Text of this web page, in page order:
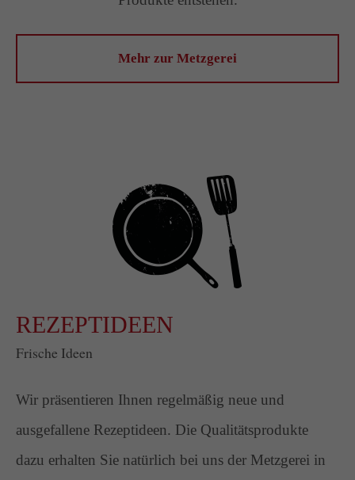
Mehr zur Metzgerei
REZEPTIDEEN
Frische Ideen
Wir präsentieren Ihnen regelmäßig neue und
ausgefallene Rezeptideen. Die Qualitätsprodukte
dazu erhalten Sie natürlich bei uns der Metzgerei in